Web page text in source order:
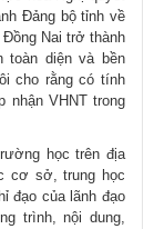
Đảng bộ tỉnh về
Nai trở thành
toàn diện và bền
cho rằng có tính
nhận VHNT trong
học trên địa
cơ sở, trung học
đạo của lãnh đạo
trình, nội dung,